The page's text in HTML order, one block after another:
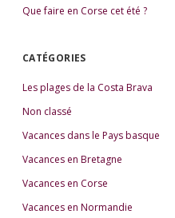
Que faire en Corse cet été ?
CATÉGORIES
Les plages de la Costa Brava
Non classé
Vacances dans le Pays basque
Vacances en Bretagne
Vacances en Corse
Vacances en Normandie